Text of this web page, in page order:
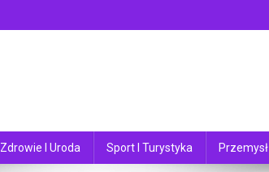
Zdrowie I Uroda Sport I Turystyka Przemysł